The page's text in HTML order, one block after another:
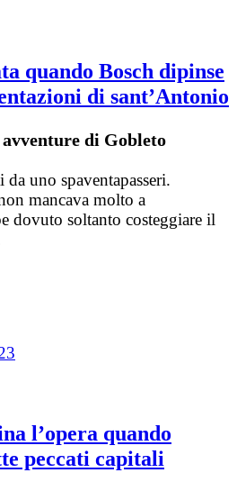
quando Bosch dipinse
di sant’Antonio
di Gobleto
uno spaventapasseri.
mancava molto a
dovuto soltanto costeggiare il
l’opera quando
peccati capitali